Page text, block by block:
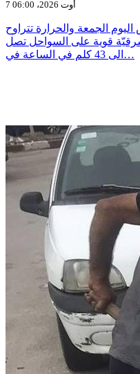
7 أوت 2026، 06:00
الجمعة والحرارة تتراوح
شرقيّة قوية على السواحل تصل
الى 43 كلم في الساعة في…